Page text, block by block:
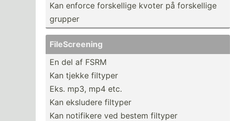
Kan enforce forske­llige kvoter på forske­llige
grupper
FileSc­reening
En del af FSRM
Kan tjekke filtyper
Eks. mp3, mp4 etc.
Kan eksludere filtyper
Kan notifikere ved bestem filtyper